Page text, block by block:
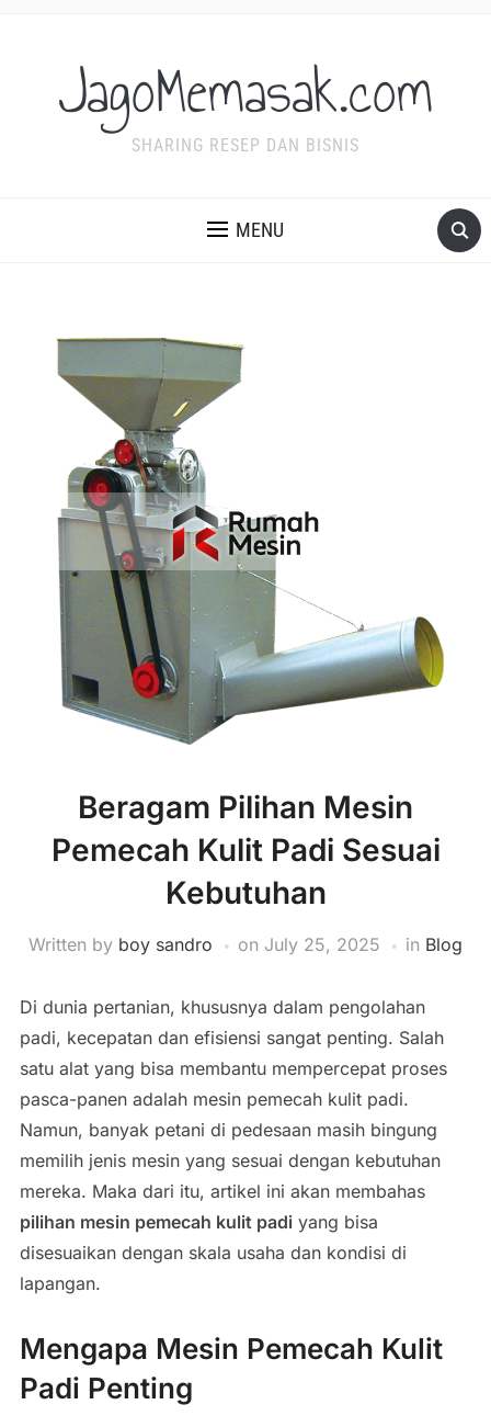
JagoMemasak.com
SHARING RESEP DAN BISNIS
MENU
Beragam Pilihan Mesin
Pemecah Kulit Padi Sesuai
Kebutuhan
Written by boy sandro on July 25, 2025 in Blog
Di dunia pertanian, khususnya dalam pengolahan
padi, kecepatan dan efisiensi sangat penting. Salah
satu alat yang bisa membantu mempercepat proses
pasca-panen adalah mesin pemecah kulit padi.
Namun, banyak petani di pedesaan masih bingung
memilih jenis mesin yang sesuai dengan kebutuhan
mereka. Maka dari itu, artikel ini akan membahas
pilihan mesin pemecah kulit padiyang bisa
disesuaikan dengan skala usaha dan kondisi di
lapangan.
Mengapa Mesin Pemecah Kulit
Padi Penting